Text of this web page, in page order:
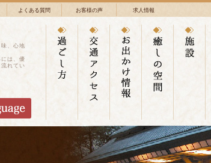
よくある質問 お客様の声 求人情報
、心地
は、優
れてい